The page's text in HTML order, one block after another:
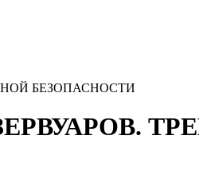
БЕЗОПАСНОСТИ